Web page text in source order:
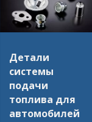
Детали
системы
подачи
топлива для
автомобилей